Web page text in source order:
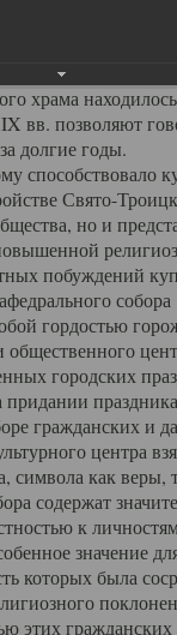
предметами
ансамбль
своих
храма
вв. позволяют
долгие годы.
способствовало
Свято-
но и
побуждений
общественного
городских
и
центра
символа как веры,
содержат
к
значение
которых была
этих